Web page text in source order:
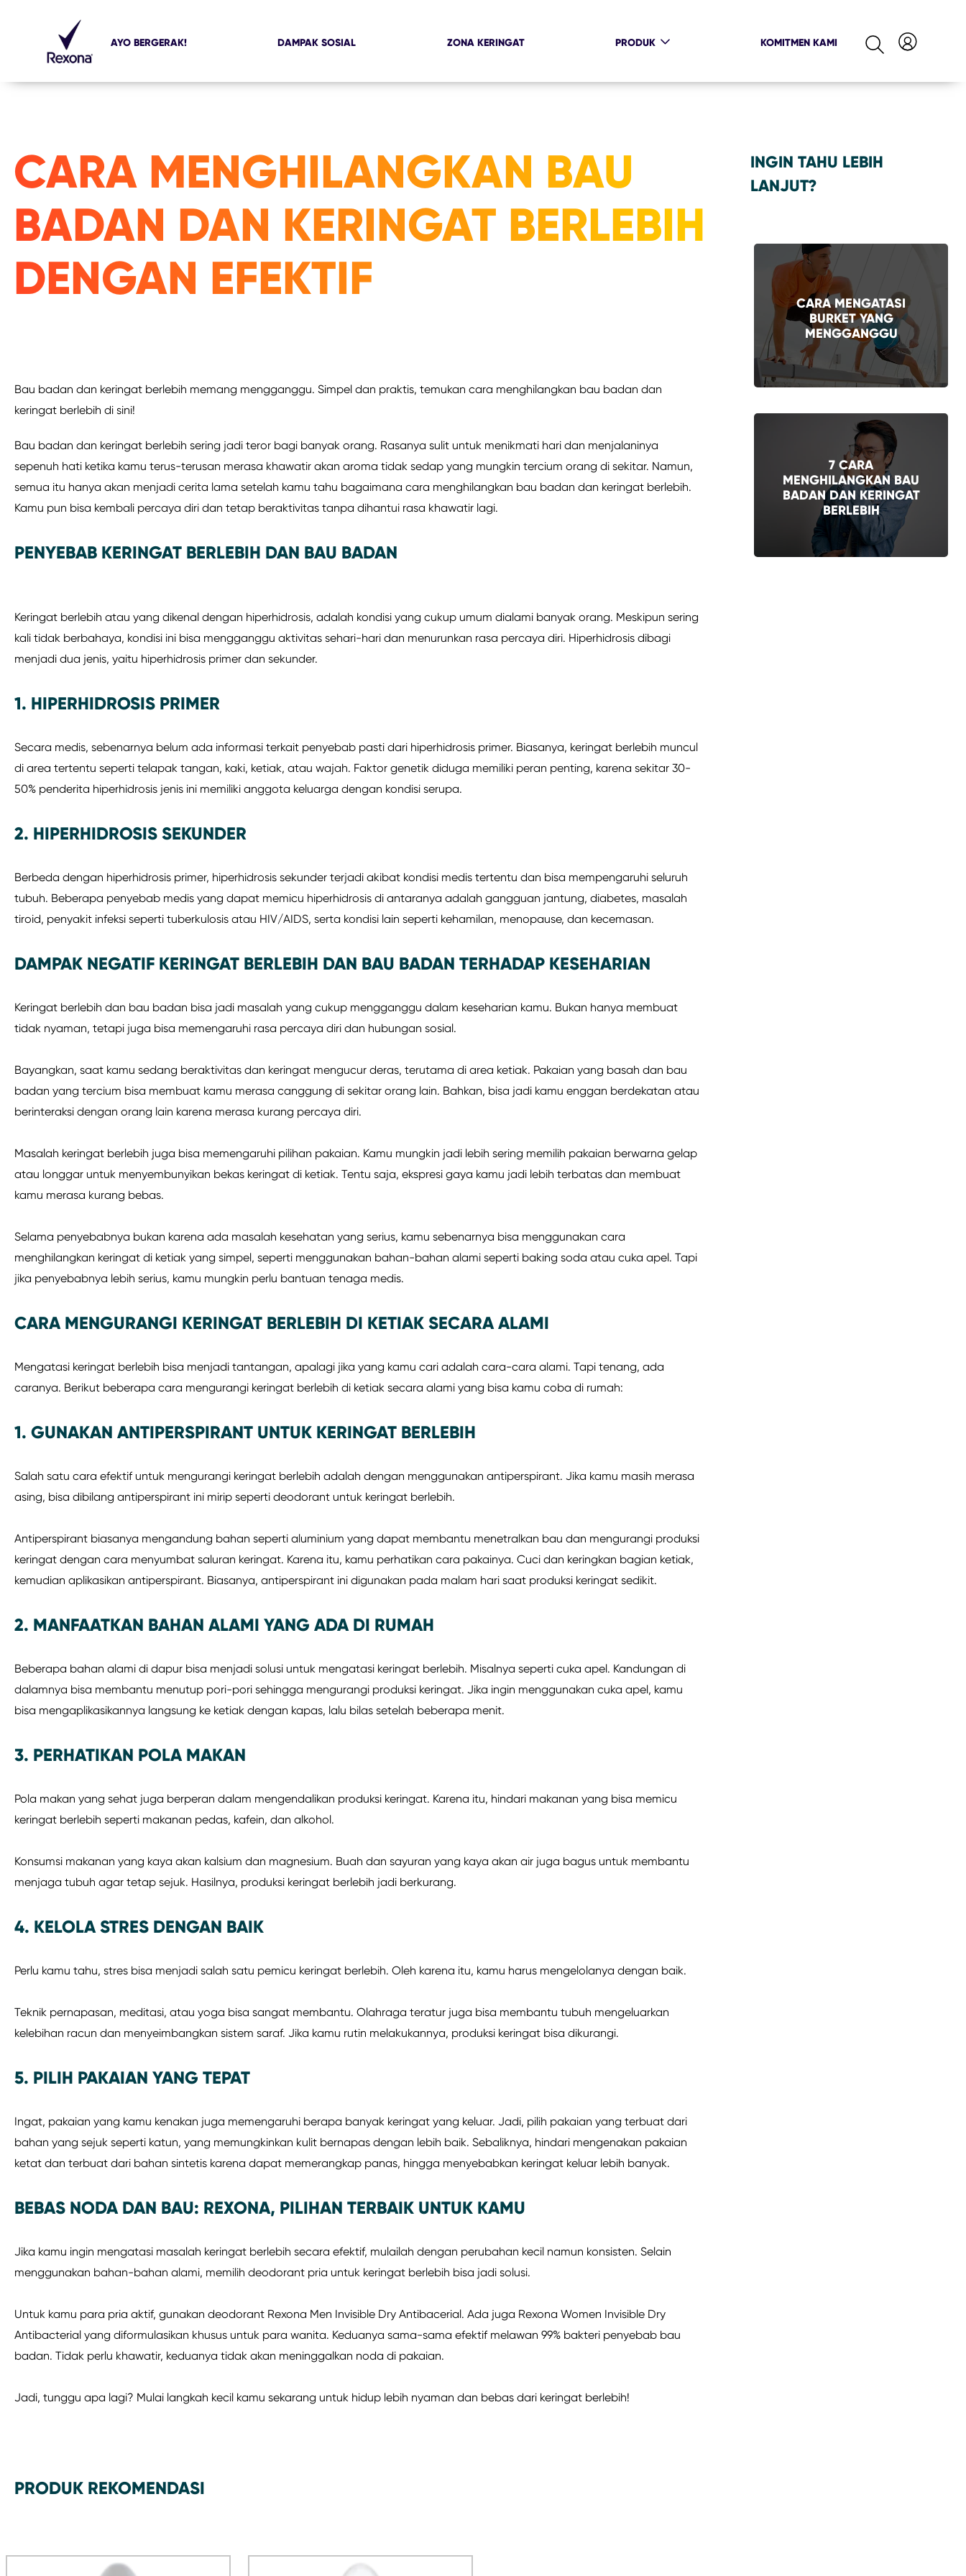
AYO BERGERAK! DAMPAK SOSIAL ZONA KERINGAT PRODUK KOMITMEN KAMI
CARA MENGHILANGKAN BAU
BADAN DAN KERINGAT BERLEBIH
DENGAN EFEKTIF
Bau badan dan keringat berlebih memang mengganggu. Simpel dan praktis, temukan cara menghilangkan bau badan dan
keringat berlebih di sini!
Bau badan dan keringat berlebih sering jadi teror bagi banyak orang. Rasanya sulit untuk menikmati hari dan menjalaninya
sepenuh hati ketika kamu terus-terusan merasa khawatir akan aroma tidak sedap yang mungkin tercium orang di sekitar. Namun,
semua itu hanya akan menjadi cerita lama setelah kamu tahu bagaimana cara menghilangkan bau badan dan keringat berlebih.
Kamu pun bisa kembali percaya diri dan tetap beraktivitas tanpa dihantui rasa khawatir lagi.
PENYEBAB KERINGAT BERLEBIH DAN BAU BADAN
Keringat berlebih atau yang dikenal dengan hiperhidrosis, adalah kondisi yang cukup umum dialami banyak orang. Meskipun sering
kali tidak berbahaya, kondisi ini bisa mengganggu aktivitas sehari-hari dan menurunkan rasa percaya diri. Hiperhidrosis dibagi
menjadi dua jenis, yaitu hiperhidrosis primer dan sekunder.
1. HIPERHIDROSIS PRIMER
Secara medis, sebenarnya belum ada informasi terkait penyebab pasti dari hiperhidrosis primer. Biasanya, keringat berlebih muncul
di area tertentu seperti telapak tangan, kaki, ketiak, atau wajah. Faktor genetik diduga memiliki peran penting, karena sekitar 30-
50% penderita hiperhidrosis jenis ini memiliki anggota keluarga dengan kondisi serupa.
2. HIPERHIDROSIS SEKUNDER
Berbeda dengan hiperhidrosis primer, hiperhidrosis sekunder terjadi akibat kondisi medis tertentu dan bisa mempengaruhi seluruh
tubuh. Beberapa penyebab medis yang dapat memicu hiperhidrosis di antaranya adalah gangguan jantung, diabetes, masalah
tiroid, penyakit infeksi seperti tuberkulosis atau HIV/AIDS, serta kondisi lain seperti kehamilan, menopause, dan kecemasan.
DAMPAK NEGATIF KERINGAT BERLEBIH DAN BAU BADAN TERHADAP KESEHARIAN
Keringat berlebih dan bau badan bisa jadi masalah yang cukup mengganggu dalam keseharian kamu. Bukan hanya membuat
tidak nyaman, tetapi juga bisa memengaruhi rasa percaya diri dan hubungan sosial.
Bayangkan, saat kamu sedang beraktivitas dan keringat mengucur deras, terutama di area ketiak. Pakaian yang basah dan bau
badan yang tercium bisa membuat kamu merasa canggung di sekitar orang lain. Bahkan, bisa jadi kamu enggan berdekatan atau
berinteraksi dengan orang lain karena merasa kurang percaya diri.
Masalah keringat berlebih juga bisa memengaruhi pilihan pakaian. Kamu mungkin jadi lebih sering memilih pakaian berwarna gelap
atau longgar untuk menyembunyikan bekas keringat di ketiak. Tentu saja, ekspresi gaya kamu jadi lebih terbatas dan membuat
kamu merasa kurang bebas.
Selama penyebabnya bukan karena ada masalah kesehatan yang serius, kamu sebenarnya bisa menggunakan cara
menghilangkan keringat di ketiak yang simpel, seperti menggunakan bahan-bahan alami seperti baking soda atau cuka apel. Tapi
jika penyebabnya lebih serius, kamu mungkin perlu bantuan tenaga medis.
CARA MENGURANGI KERINGAT BERLEBIH DI KETIAK SECARA ALAMI
Mengatasi keringat berlebih bisa menjadi tantangan, apalagi jika yang kamu cari adalah cara-cara alami. Tapi tenang, ada
caranya. Berikut beberapa cara mengurangi keringat berlebih di ketiak secara alami yang bisa kamu coba di rumah:
1. GUNAKAN ANTIPERSPIRANT UNTUK KERINGAT BERLEBIH
Salah satu cara efektif untuk mengurangi keringat berlebih adalah dengan menggunakan antiperspirant. Jika kamu masih merasa
asing, bisa dibilang antiperspirant ini mirip seperti deodorant untuk keringat berlebih.
Antiperspirant biasanya mengandung bahan seperti aluminium yang dapat membantu menetralkan bau dan mengurangi produksi
keringat dengan cara menyumbat saluran keringat. Karena itu, kamu perhatikan cara pakainya. Cuci dan keringkan bagian ketiak,
kemudian aplikasikan antiperspirant. Biasanya, antiperspirant ini digunakan pada malam hari saat produksi keringat sedikit.
2. MANFAATKAN BAHAN ALAMI YANG ADA DI RUMAH
Beberapa bahan alami di dapur bisa menjadi solusi untuk mengatasi keringat berlebih. Misalnya seperti cuka apel. Kandungan di
dalamnya bisa membantu menutup pori-pori sehingga mengurangi produksi keringat. Jika ingin menggunakan cuka apel, kamu
bisa mengaplikasikannya langsung ke ketiak dengan kapas, lalu bilas setelah beberapa menit.
3. PERHATIKAN POLA MAKAN
Pola makan yang sehat juga berperan dalam mengendalikan produksi keringat. Karena itu, hindari makanan yang bisa memicu
keringat berlebih seperti makanan pedas, kafein, dan alkohol.
Konsumsi makanan yang kaya akan kalsium dan magnesium. Buah dan sayuran yang kaya akan air juga bagus untuk membantu
menjaga tubuh agar tetap sejuk. Hasilnya, produksi keringat berlebih jadi berkurang.
4. KELOLA STRES DENGAN BAIK
Perlu kamu tahu, stres bisa menjadi salah satu pemicu keringat berlebih. Oleh karena itu, kamu harus mengelolanya dengan baik.
Teknik pernapasan, meditasi, atau yoga bisa sangat membantu. Olahraga teratur juga bisa membantu tubuh mengeluarkan
kelebihan racun dan menyeimbangkan sistem saraf. Jika kamu rutin melakukannya, produksi keringat bisa dikurangi.
5. PILIH PAKAIAN YANG TEPAT
Ingat, pakaian yang kamu kenakan juga memengaruhi berapa banyak keringat yang keluar. Jadi, pilih pakaian yang terbuat dari
bahan yang sejuk seperti katun, yang memungkinkan kulit bernapas dengan lebih baik. Sebaliknya, hindari mengenakan pakaian
ketat dan terbuat dari bahan sintetis karena dapat memerangkap panas, hingga menyebabkan keringat keluar lebih banyak.
BEBAS NODA DAN BAU: REXONA, PILIHAN TERBAIK UNTUK KAMU
Jika kamu ingin mengatasi masalah keringat berlebih secara efektif, mulailah dengan perubahan kecil namun konsisten. Selain
menggunakan bahan-bahan alami, memilih deodorant pria untuk keringat berlebih bisa jadi solusi.
Untuk kamu para pria aktif, gunakan deodorant Rexona Men Invisible Dry Antibacerial. Ada juga Rexona Women Invisible Dry
Antibacterial yang diformulasikan khusus untuk para wanita. Keduanya sama-sama efektif melawan 99% bakteri penyebab bau
badan. Tidak perlu khawatir, keduanya tidak akan meninggalkan noda di pakaian.
Jadi, tunggu apa lagi? Mulai langkah kecil kamu sekarang untuk hidup lebih nyaman dan bebas dari keringat berlebih!
PRODUK REKOMENDASI
INGIN TAHU LEBIH
LANJUT?
CARA MENGATASI
BURKET YANG
MENGGANGGU
7 CARA
MENGHILANGKAN BAU
BADAN DAN KERINGAT
BERLEBIH